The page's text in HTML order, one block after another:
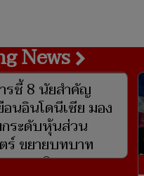
News
รชี้ 8 นัยสำคัญ
นอินโดนีเซีย มอง
กระดับหุ้นส่วน
ร์ ขยายบทบาท
ศรษฐกิจ-ความ